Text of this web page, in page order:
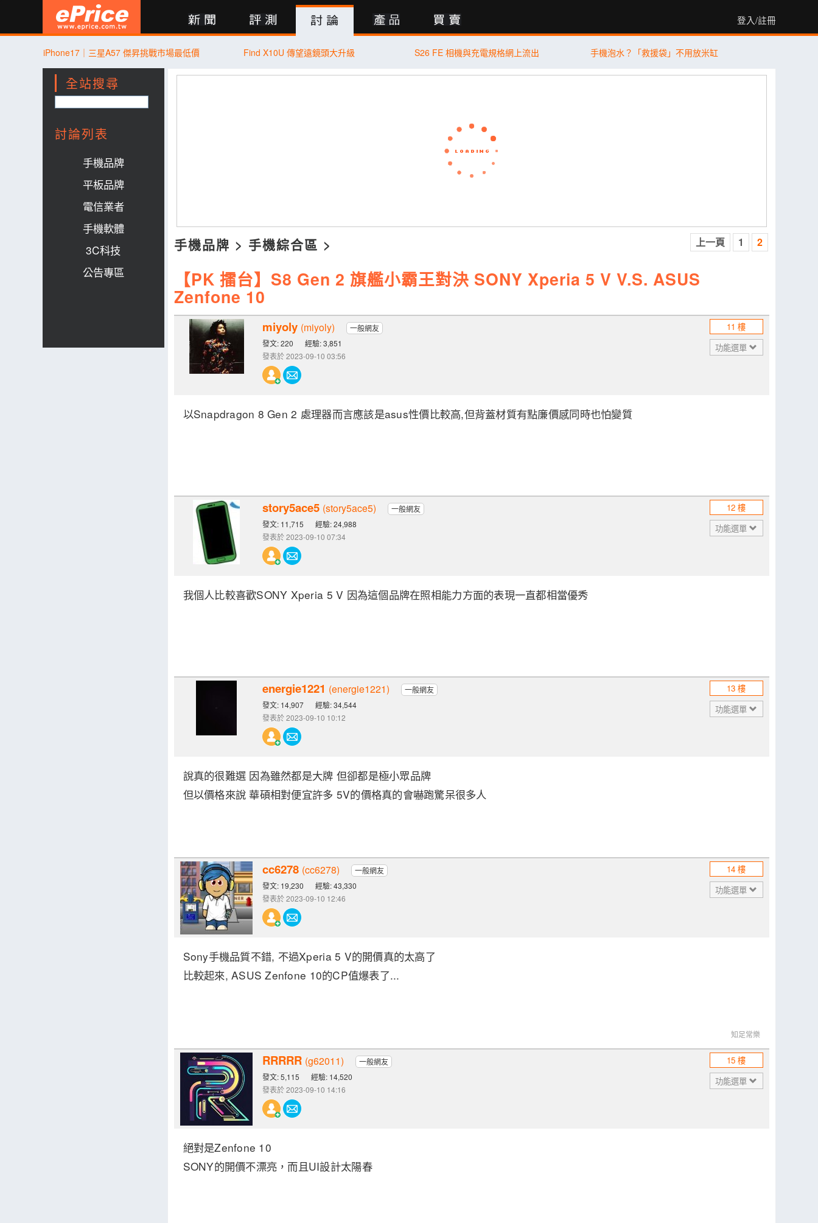
登入/註冊
評測 討論 產品 買賣 登入 行動版
iPhone17｜三星A57 傑昇挑戰市場最低價 Find X10U 傳望遠鏡頭大升級 S26 FE 相機與充電規格網上流出 手機泡水？「救援袋」不用放米缸
全站搜尋
討論列表
手機品牌
平板品牌
電信業者
手機軟體
3C科技
公告專區
手機品牌 > 手機綜合區 > 上一頁 1 2
【PK 擂台】S8 Gen 2 旗艦小霸王對決 SONY Xperia 5 V V.S. ASUS
Zenfone 10
miyoly (miyoly)
一般網友
發文: 220
經驗: 3,851
發表於 2023-09-10 03:56
11 樓
功能選單
以Snapdragon 8 Gen 2 處理器而言應該是asus性價比較高,但背蓋材質有點廉價感同時也怕變質
story5ace5 (story5ace5)
一般網友
發文: 11,715
經驗: 24,988
發表於 2023-09-10 07:34
12 樓
功能選單
我個人比較喜歡SONY Xperia 5 V 因為這個品牌在照相能力方面的表現一直都相當優秀
energie1221 (energie1221)
一般網友
發文: 14,907
經驗: 34,544
發表於 2023-09-10 10:12
13 樓
功能選單
說真的很難選 因為雖然都是大牌 但卻都是極小眾品牌
但以價格來說 華碩相對便宜許多 5V的價格真的會嚇跑驚呆很多人
cc6278 (cc6278)
一般網友
發文: 19,230
經驗: 43,330
發表於 2023-09-10 12:46
14 樓
功能選單
Sony手機品質不錯, 不過Xperia 5 V的開價真的太高了
比較起來, ASUS Zenfone 10的CP值爆表了...
知足常樂
RRRRR (g62011)
一般網友
發文: 5,115
經驗: 14,520
發表於 2023-09-10 14:16
15 樓
功能選單
絕對是Zenfone 10
SONY的開價不漂亮，而且UI設計太陽春